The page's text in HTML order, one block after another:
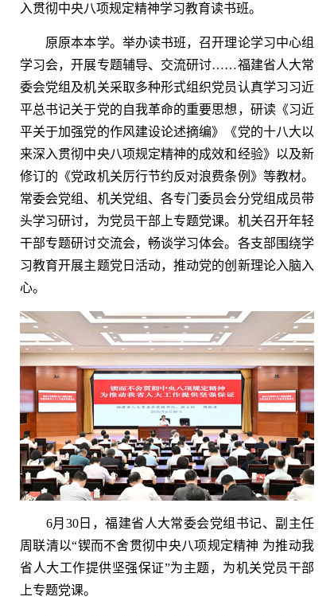
入贯彻中央八项规定精神学习教育读书班。
原原本本学。举办读书班，召开理论学习中心组
学习会，开展专题辅导、交流研讨……福建省人大常
委会党组及机关采取多种形式组织党员认真学习习近
平总书记关于党的自我革命的重要思想，研读《习近
平关于加强党的作风建设论述摘编》《党的十八大以
来深入贯彻中央八项规定精神的成效和经验》以及新
修订的《党政机关厉行节约反对浪费条例》等教材。
常委会党组、机关党组、各专门委员会分党组成员带
头学习研讨，为党员干部上专题党课。机关召开年轻
干部专题研讨交流会，畅谈学习体会。各支部围绕学
习教育开展主题党日活动，推动党的创新理论入脑入
心。
6月30日，福建省人大常委会党组书记、副主任
周联清以“锲而不舍贯彻中央八项规定精神 为推动我
省人大工作提供坚强保证”为主题，为机关党员干部
上专题党课。